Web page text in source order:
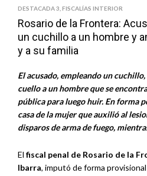
DESTACADA 3 FISCALÍAS INTERIOR
Rosario de la Frontera:
un cuchillo a un hombre y
y a su familia
El acusado, empleando un
cuello a un hombre que se
pública para luego huir. En forma
casa de la mujer que auxilió al
disparos de arma de fuego,
El fiscal penal de Rosario de la
Ibarra, imputó de forma